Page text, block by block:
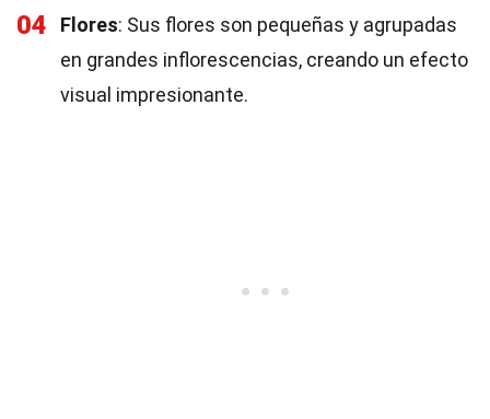
04 Flores: Sus flores son pequeñas y agrupadas
en grandes inflorescencias, creando un efecto
visual impresionante.